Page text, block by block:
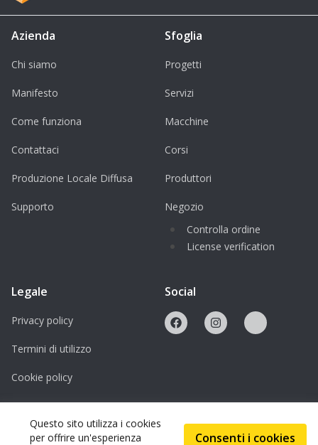
Azienda
Chi siamo
Manifesto
Come funziona
Contattaci
Produzione Locale Diffusa
Supporto
Sfoglia
Progetti
Servizi
Macchine
Corsi
Produttori
Negozio
Controlla ordine
License verification
Legale
Privacy policy
Termini di utilizzo
Cookie policy
Licenze
Social
Questo sito utilizza i cookies
per offrire un'esperienza
Consenti i cookies